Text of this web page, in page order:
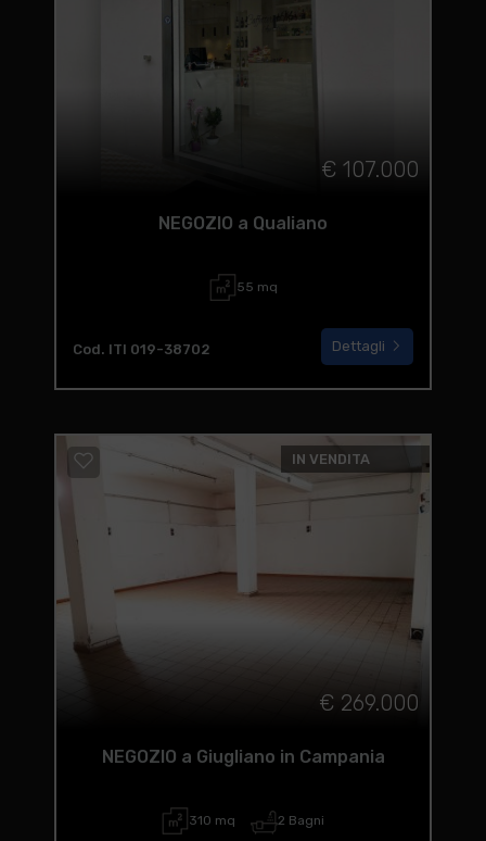
€ 107.000
NEGOZIO a Qualiano
55 mq
Cod. ITI 019-38702 Dettagli
IN VENDITA
€ 269.000
NEGOZIO a Giugliano in Campania
310 mq 2 Bagni